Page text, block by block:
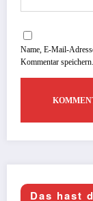
Name, E-Mail-
Kommentar speichern.
Das hast